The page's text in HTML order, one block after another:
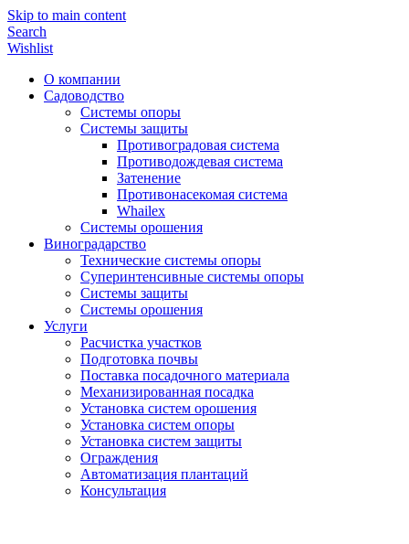
Skip to main content
Search
Wishlist
О компании
Садоводство
Системы опоры
Системы защиты
Противоградовая система
Противодождевая система
Затенение
Противонасекомая система
Whailex
Системы орошения
Виноградарство
Технические системы опоры
Суперинтенсивные системы опоры
Системы защиты
Системы орошения
Услуги
Расчистка участков
Подготовка почвы
Поставка посадочного материала
Механизированная посадка
Установка систем орошения
Установка систем опоры
Установка систем защиты
Ограждения
Автоматизация плантаций
Консультация